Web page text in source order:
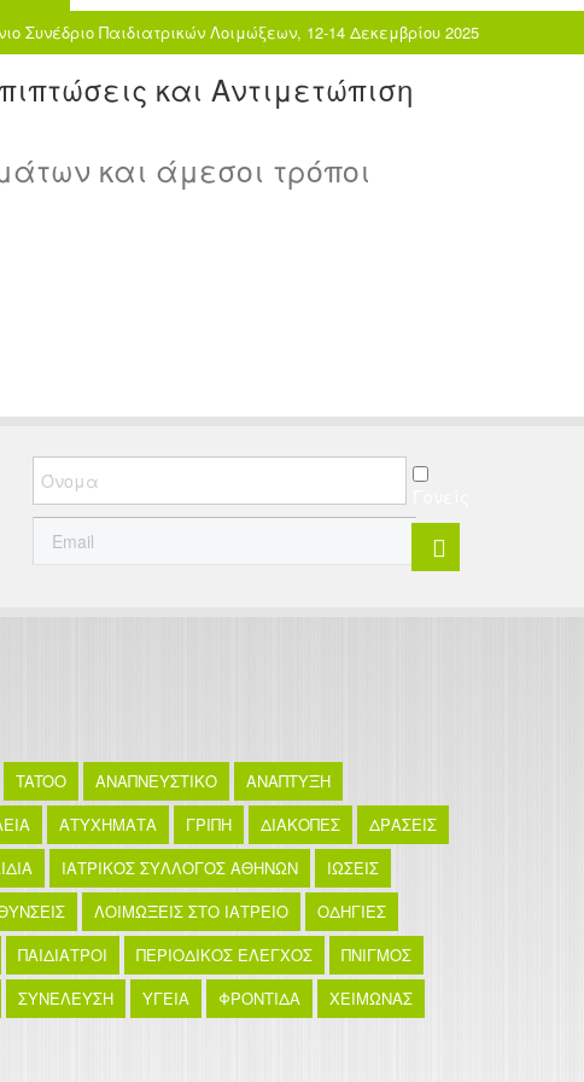
Συνέδριο Παιδιατρικών Λοιμώξεων, 12-14 Δεκεμβρίου 2025
και Αντιμετώπιση
και άμεσοι τρόποι
TATOO ΑΝΑΠΝΕΥΣΤΙΚΟ
ΑΝΑΠΤΥΞΗ
ΑΤΥΧΗΜΑΤΑ ΓΡΙΠΗ ΔΙΑΚΟΠΕΣ
ΔΡΑΣΕΙΣ
ΙΑΤΡΙΚΟΣ ΣΥΛΛΟΓΟΣ ΑΘΗΝΩΝ
ΙΩΣΕΙΣ
ΛΟΙΜΩΞΕΙΣ ΣΤΟ ΙΑΤΡΕΙΟ
ΟΔΗΓΙΕΣ
ΠΑΙΔΙΑΤΡΟΙ ΠΕΡΙΟΔΙΚΟΣ ΕΛΕΓΧΟΣ
ΠΝΙΓΜΟΣ
ΣΥΝΕΛΕΥΣΗ ΥΓΕΙΑ ΦΡΟΝΤΙΔΑ
ΧΕΙΜΩΝΑΣ